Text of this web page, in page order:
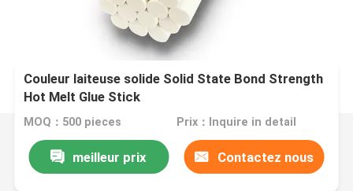
Couleur laiteuse solide Solid State Bond Strength
Hot Melt Glue Stick
MOQ：500 pieces Prix：Inquire in detail
meilleur prix Contactez nous